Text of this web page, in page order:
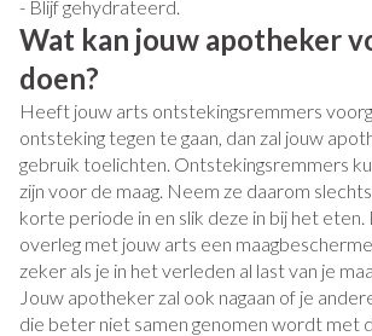
- Blijf gehydrateerd.
Wat kan jouw apotheker
doen?
Heeft jouw arts ontstekingsremmers
ontsteking tegen te gaan, dan zal jouw
gebruik toelichten. Ontstekingsremmers
zijn voor de maag. Neem ze daarom
korte periode in en slik deze in bij het eten.
overleg met jouw arts een
zeker als je in het verleden al last van je
Jouw apotheker zal ook nagaan of je
die beter niet samen genomen wordt met